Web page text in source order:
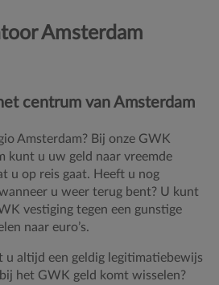
Amsterdam
centrum van Amsterdam
Amsterdam? Bij onze GWK
kunt u uw geld naar vreemde
u op reis gaat. Heeft u nog
u weer terug bent? U kunt
vestiging tegen een gunstige
naar euro’s.
u altijd een geldig legitimatiebewijs
het GWK geld komt wisselen?